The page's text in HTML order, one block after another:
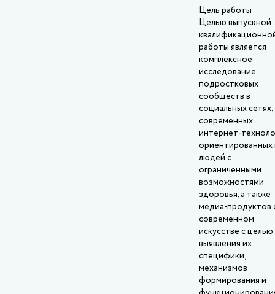
Цель работы
Целью выпускной
работы является
комплексное
исследование
подростковых
сообществ в
социальных сетях,
современных
ориентированных
людей с
ограниченными
возможностями
здоровья, а также
медиа‑продуктов
современном
искусстве с целью
выявления их
специфики,
механизмов
формирования и